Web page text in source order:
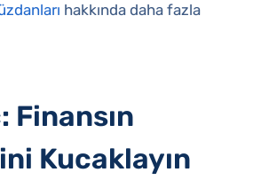
hakkında daha fazla
Finansın
Kucaklayın